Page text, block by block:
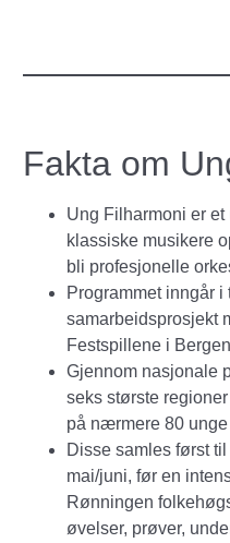
Fakta om
Ung Filharmoni er
klassiske musikere
bli profesjonelle
Programmet inngår
samarbeidsprosjekt
Festspillene i
Gjennom nasjonale
seks største
på nærmere 80
Disse samles først
mai/juni, før en
Rønningen
øvelser, prøver,